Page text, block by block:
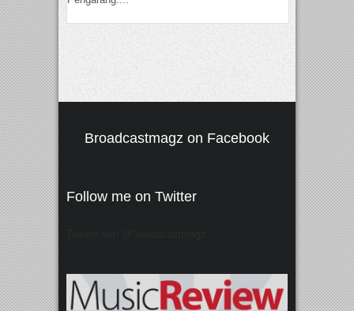
Broadcastmagz on Facebook
Follow me on Twitter